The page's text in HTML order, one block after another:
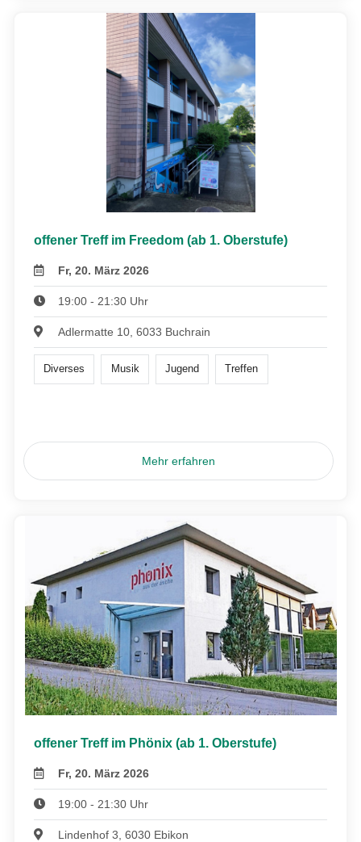
offener Treff im Freedom (ab 1. Oberstufe)
Fr, 20. März 2026
19:00 - 21:30 Uhr
Adlermatte 10, 6033 Buchrain
Diverses Musik Jugend Treffen
Mehr erfahren
offener Treff im Phönix (ab 1. Oberstufe)
Fr, 20. März 2026
19:00 - 21:30 Uhr
Lindenhof 3, 6030 Ebikon